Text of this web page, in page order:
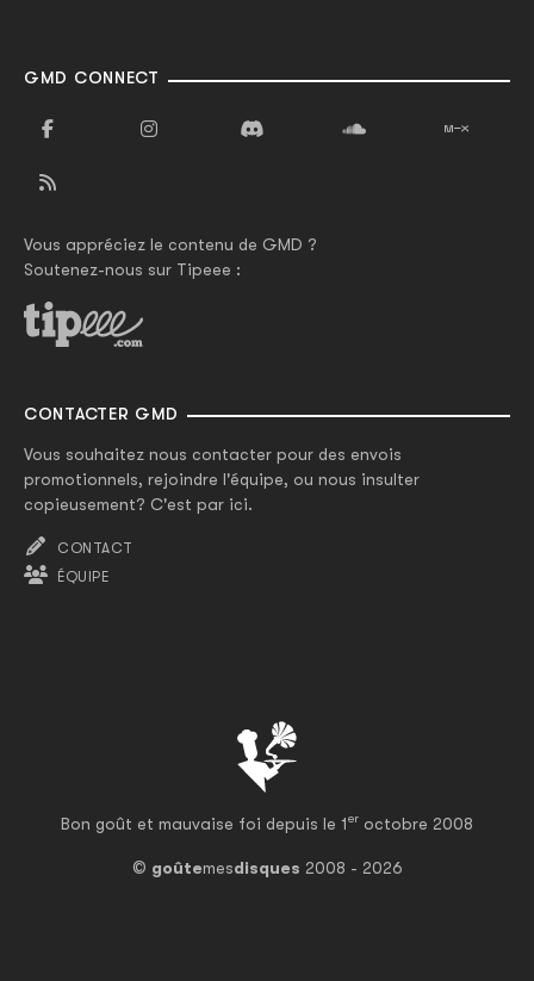
Bon goût et mauvaise foi depuis le 1er octobre 2008
© goûtemesdisques 2008 - 2026
GMD CONNECT
Vous appréciez le contenu de GMD ?
Soutenez-nous sur Tipeee :
CONTACTER GMD
Vous souhaitez nous contacter pour des envois
promotionnels, rejoindre l'équipe, ou nous insulter
copieusement? C'est par ici.
CONTACT
ÉQUIPE